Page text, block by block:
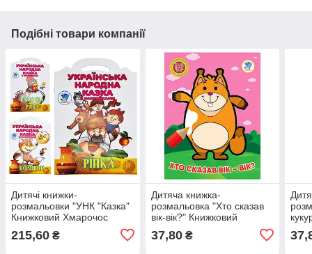
Подібні товари компанії
Дитячі книжки-
розмальовки "УНК "Казка"
Книжковий Хмарочос
379501 Колобок, Курочка
Ряба, Ріпка
215,60 ₴
Дитяча книжка-
розмальовка "Хто сказав
вік-вік?" Книжковий
сторінок
37,80₴